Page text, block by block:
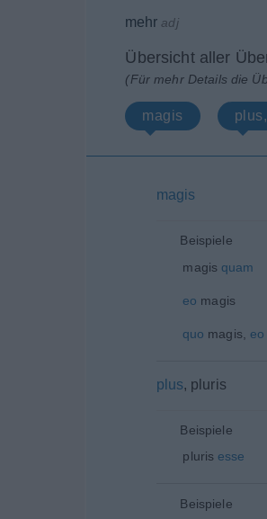
mehradj
Übersicht aller
(Für mehr Details die
magis
magis
Beispiele
magis quam
eo magis
quo magis, eo
plus, pluris
Beispiele
pluris esse
Beispiele